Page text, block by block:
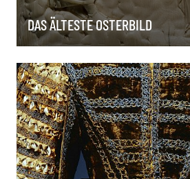
DAS ÄLTESTE OSTERBILD